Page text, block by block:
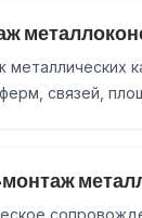
связей,